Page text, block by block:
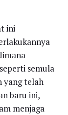
ini
semula
yang telah
baru ini,
menjaga